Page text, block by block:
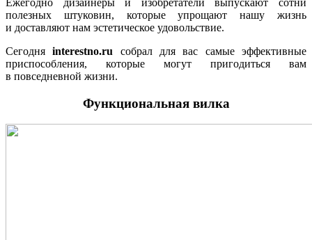
полезных штуковин, которые упрощают нашу жизнь
и доставляют нам эстетическое удовольствие.
Сегодняinterestno.ru собрал для вас самые эффективные
приспособления, которые могут пригодиться вам
в повседневной жизни.
Функциональная вилка